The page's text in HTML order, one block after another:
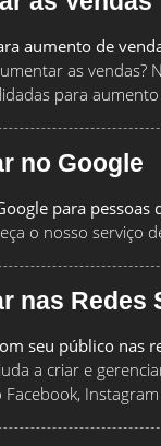
aumento de
as vendas?
para
no Google
para pessoas
o nosso serviço
nas Redes
seu público nas
a criar e
Facebook,